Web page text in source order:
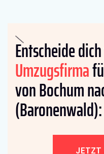
Entscheide
Umzugsfirma
von Bochum
(Baronenwald):